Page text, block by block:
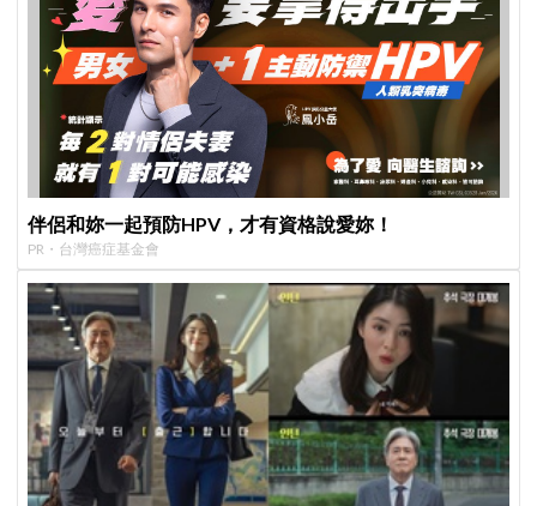
伴侶和妳一起預防HPV，才有資格說愛妳！
PR・台灣癌症基金會